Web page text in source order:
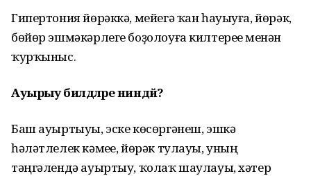
Гипертония йөрәккә, мейегә ҡан һауыуға, йөрәк,
бөйөр эшмәкәрлеге боҙолоуға килтереүе менән
ҡурҡыныс.
Ауырыу билдәләре ниндәй?
Баш ауыртыуы, эске көсөргәнеш, эшкә
һәләтлелек кәмеүе, йөрәк тулауы, уның
тәңгәлендә ауыртыу, ҡолаҡ шаулауы, хәтер